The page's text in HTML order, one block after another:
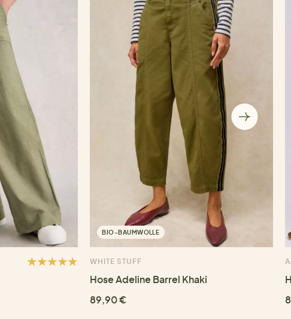
BIO-BAUMWOLLE
WHITE STUFF
Hose Adeline Barrel Khaki
89,90 €